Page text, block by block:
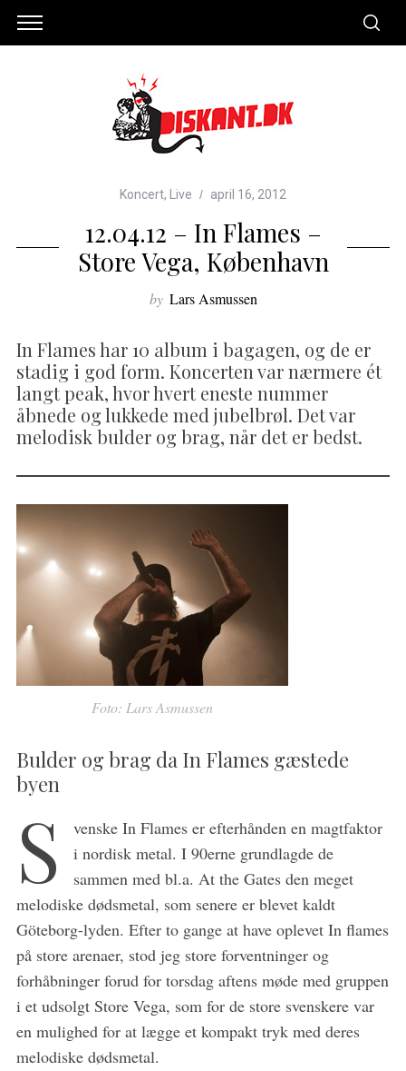
Koncert, Live april 16, 2012
12.04.12 – In Flames –
Store Vega, København
by Lars Asmussen
In Flames har 10 album i bagagen, og de er
stadig i god form. Koncerten var nærmere ét
langt peak, hvor hvert eneste nummer
åbnede og lukkede med jubelbrøl. Det var
melodisk bulder og brag, når det er bedst.
Foto: Lars Asmussen
Bulder og brag da In Flames gæstede
byen
S
venske In Flames er efterhånden en magtfaktor
i nordisk metal. I 90erne grundlagde de
sammen med bl.a. At the Gates den meget
melodiske dødsmetal, som senere er blevet kaldt
Göteborg-lyden. Efter to gange at have oplevet In flames
på store arenaer, stod jeg store forventninger og
forhåbninger forud for torsdag aftens møde med gruppen
i et udsolgt Store Vega, som for de store svenskere var
en mulighed for at lægge et kompakt tryk med deres
melodiske dødsmetal.